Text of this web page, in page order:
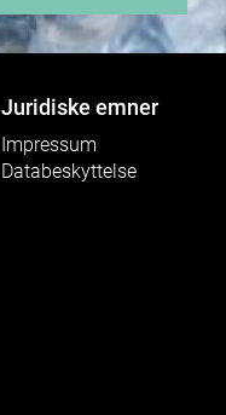
Juridiske emner
Impressum
Databeskyttelse